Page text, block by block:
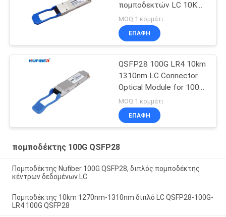
πομποδεκτών LC 10KM
1310nm 100G QSFP28
MOQ:1 κομμάτι
ΕΠΑΦΉ
QSFP28 100G LR4 10km
1310nm LC Connector
Optical Module for 100G
QSFP28 Transceiver
MOQ:1 κομμάτι
ΕΠΑΦΉ
πομποδέκτης 100G QSFP28
Πομποδέκτης Nufiber 100G QSFP28, διπλός πομποδέκτης
κέντρων δεδομένων LC
Πομποδέκτης 10km 1270nm-1310nm διπλό LC QSFP28-100G-
LR4 100G QSFP28